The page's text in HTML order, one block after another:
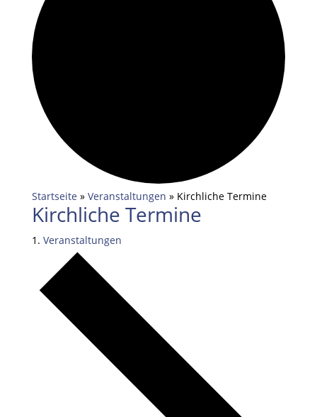
Startseite » Veranstaltungen » Kirchliche Termine
Kirchliche Termine
Veranstaltungen